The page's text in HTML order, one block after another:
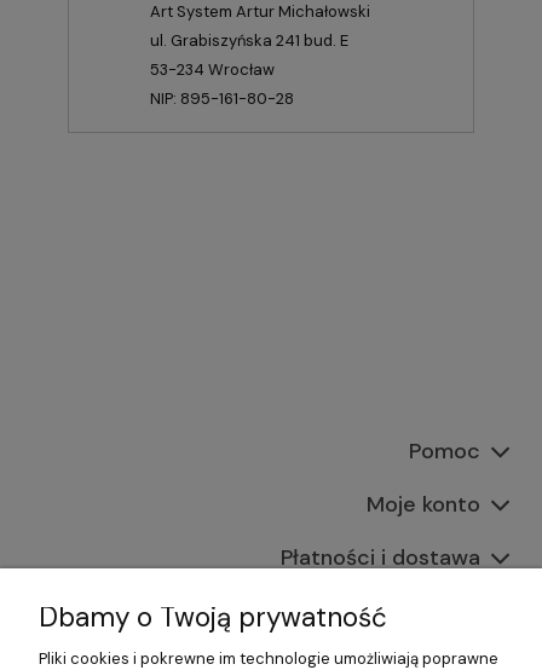
Art System Artur Michałowski
ul. Grabiszyńska 241 bud. E
53-234 Wrocław
NIP: 895-161-80-28
Pomoc
Moje konto
Płatności i dostawa
Informacje
Dbamy o Twoją prywatność
Pliki cookies i pokrewne im technologie umożliwiają poprawne